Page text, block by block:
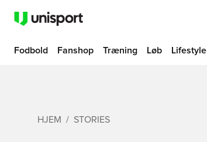
Fodbold Fanshop Træning Løb Lifestyle
HJEM STORIES